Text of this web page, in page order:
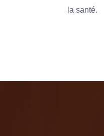
la santé.